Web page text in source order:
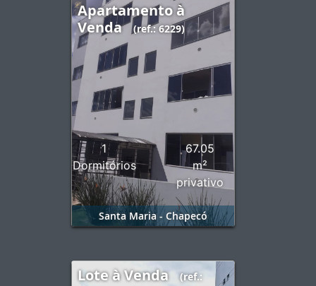
Apartamento à
Venda
(ref.: 6229)
1
Dormitórios
67.05
m²
privativo
Santa Maria - Chapecó
Lote à Venda
(ref.: